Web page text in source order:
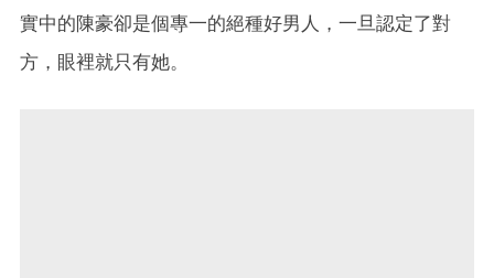
實中的陳豪卻是個專一的絕種好男人，一旦認定了對
方，眼裡就只有她。